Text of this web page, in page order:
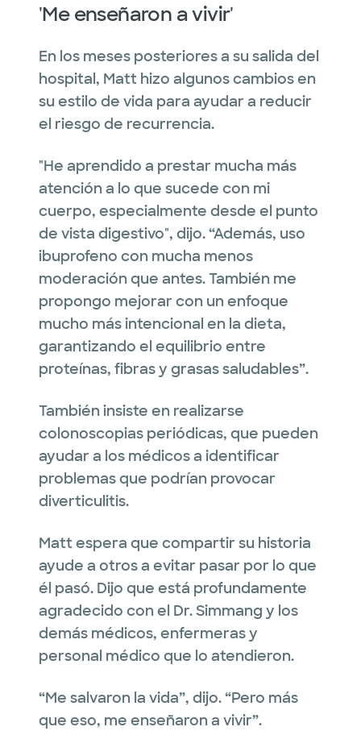
'Me enseñaron a vivir'
En los meses posteriores a su salida del
hospital, Matt hizo algunos cambios en
su estilo de vida para ayudar a reducir
el riesgo de recurrencia.
"He aprendido a prestar mucha más
atención a lo que sucede con mi
cuerpo, especialmente desde el punto
de vista digestivo", dijo. “Además, uso
ibuprofeno con mucha menos
moderación que antes. También me
propongo mejorar con un enfoque
mucho más intencional en la dieta,
garantizando el equilibrio entre
proteínas, fibras y grasas saludables”.
También insiste en realizarse
colonoscopias periódicas, que pueden
ayudar a los médicos a identificar
problemas que podrían provocar
diverticulitis.
Matt espera que compartir su historia
ayude a otros a evitar pasar por lo que
él pasó. Dijo que está profundamente
agradecido con el Dr. Simmang y los
demás médicos, enfermeras y
personal médico que lo atendieron.
“Me salvaron la vida”, dijo. “Pero más
que eso, me enseñaron a vivir”.